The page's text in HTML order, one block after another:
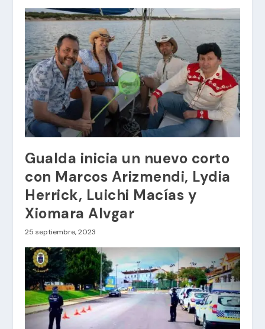
Gualda inicia un nuevo corto
con Marcos Arizmendi, Lydia
Herrick, Luichi Macías y
Xiomara Alvgar
25 septiembre, 2023